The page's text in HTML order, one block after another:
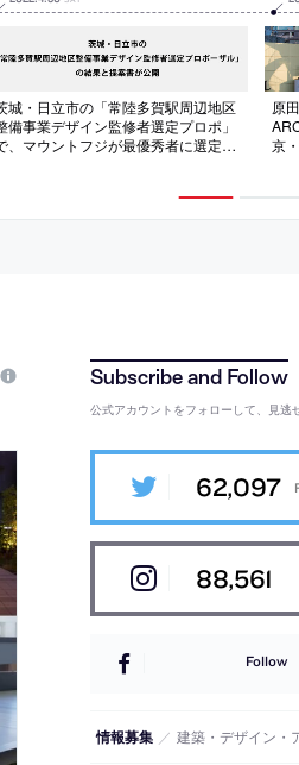
城・日立市の「常陸多賀駅周辺地区
備事業デザイン監修者選定プロポ」
、マウントフジが最優秀者に選定さ
原
京
公式アカウントをフォローして、見逃
62,097
88,561
Follow
情報募集 ／ 建築・デザイン・